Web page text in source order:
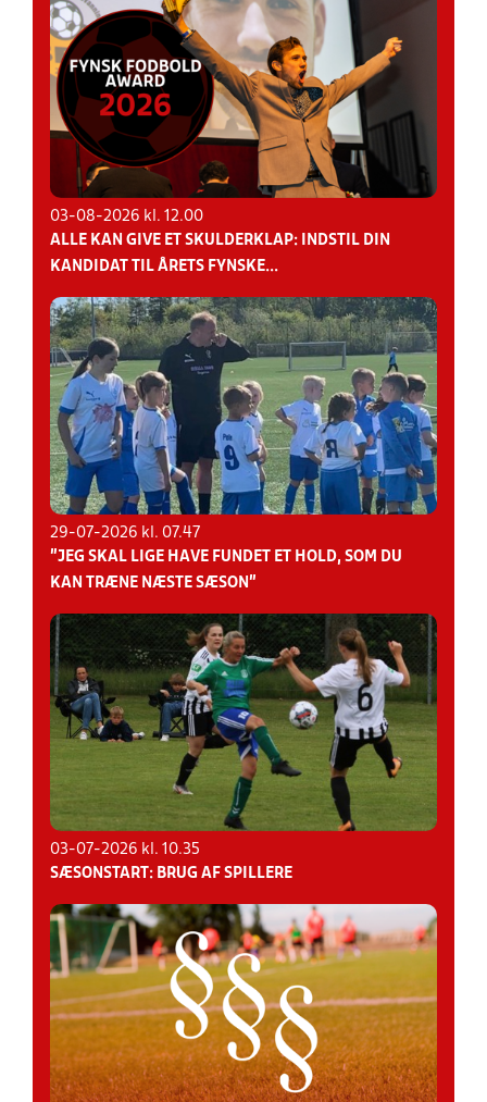
03-08-2026 kl. 12.00
ALLE KAN GIVE ET SKULDERKLAP: INDSTIL DIN
KANDIDAT TIL ÅRETS FYNSKE...
29-07-2026 kl. 07.47
”JEG SKAL LIGE HAVE FUNDET ET HOLD, SOM DU
KAN TRÆNE NÆSTE SÆSON”
03-07-2026 kl. 10.35
SÆSONSTART: BRUG AF SPILLERE